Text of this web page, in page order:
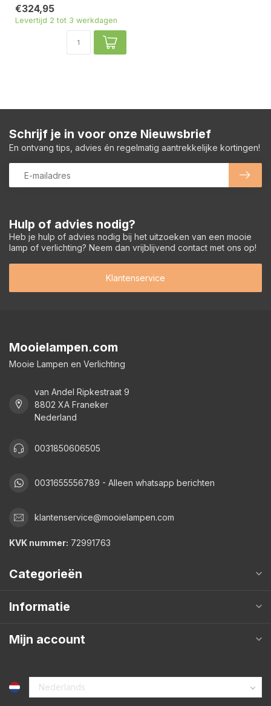
€324,95
Levertijd 2 tot 3 werkdagen
Hulp of advies nodig?
Heb je hulp of advies nodig bij het uitzoeken van een mooie
lamp of verlichting? Neem dan vrijblijvend contact met ons op!
Klantenservice
Schrijf je in voor onze Nieuwsbrief
En ontvang tips, advies én regelmatig aantrekkelijke kortingen!
Mooielampen.com
Mooie Lampen en Verlichting
van Andel Ripkestraat 9
8802 XA Franeker
Nederland
0031850606505
0031655556789 - Alleen whatsapp berichten
klantenservice@mooielampen.com
KVK nummer: 72991763
Categorieën
Informatie
Mijn account